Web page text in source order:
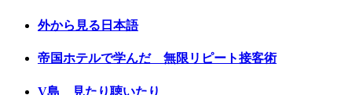
外から見る日本語
帝国ホテルで学んだ 無限リピート接客術
V島 見たり聴いたり